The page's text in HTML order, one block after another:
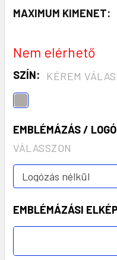
MAXIMUM KIMENET:
Nem elérhető
SZÍN: KÉREM
EMBLÉMÁZÁS /
VÁLASSZON
EMBLÉMÁZÁSI